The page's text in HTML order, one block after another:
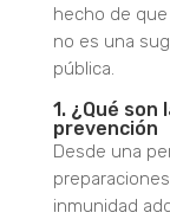
hecho de
no es una
pública.
1. ¿Qué
prevención
Desde una
inmunidad